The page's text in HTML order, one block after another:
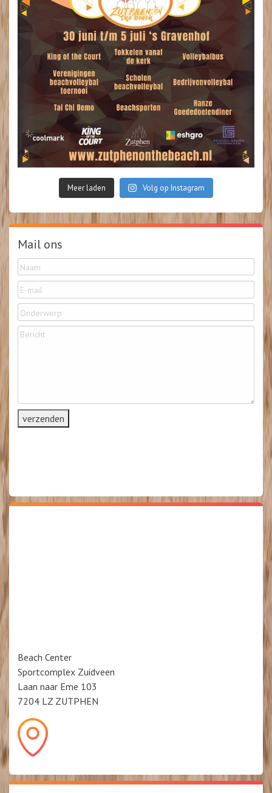
Meer laden Volg op Instagram
Mail ons
Beach Center
Sportcomplex Zuidveen
Laan naar Eme 103
7204 LZ ZUTPHEN